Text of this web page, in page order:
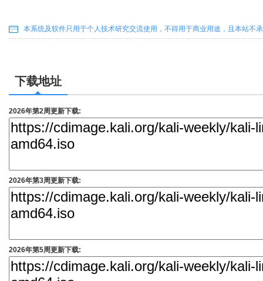
本系统及软件只用于个人技术研究交流使用，不得用于商业用途，且本站不
下载地址
2026年第2周更新下载:
2026年第3周更新下载:
2026年第5周更新下载: